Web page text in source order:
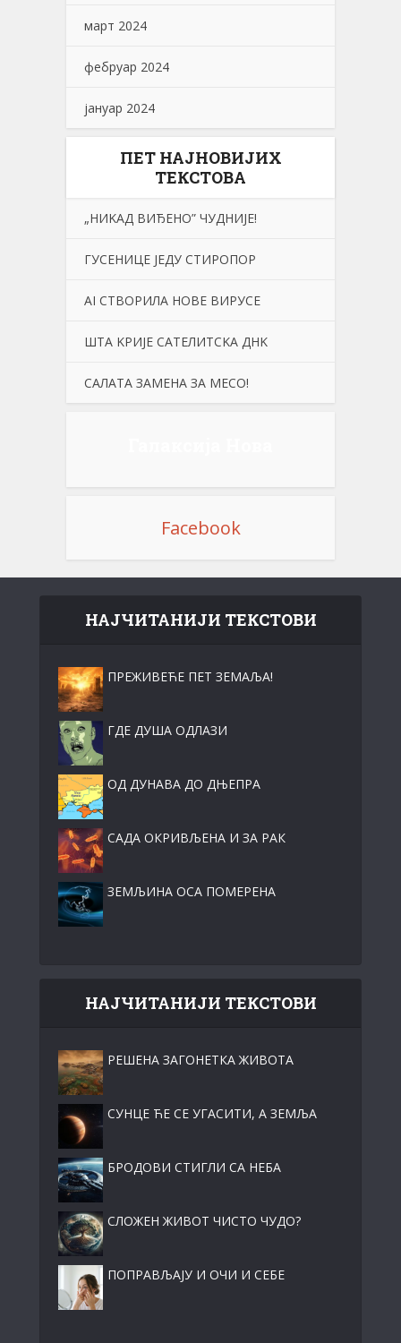
март 2024
фебруар 2024
јануар 2024
ПЕТ НАЈНОВИЈИХ
ТЕКСТОВА
„НИKАД ВИЂЕНО” ЧУДНИЈЕ!
ГУСЕНИЦЕ ЈЕДУ СТИРОПОР
АI СТВОРИЛА НОВЕ ВИРУСЕ
ШТА KРИЈЕ САТЕЛИТСKА ДНK
САЛАТА ЗАМЕНА ЗА МЕСО!
Facebook
НАЈЧИТАНИЈИ ТЕКСТОВИ
ПРЕЖИВЕЋЕ ПЕТ ЗЕМАЉА!
ГДЕ ДУША ОДЛАЗИ
ОД ДУНАВА ДО ДЊЕПРА
САДА ОКРИВЉЕНА И ЗА РАК
ЗЕМЉИНА ОСА ПОМЕРЕНА
НАЈЧИТАНИЈИ ТЕКСТОВИ
РЕШЕНА ЗАГОНЕТКА ЖИВОТА
СУНЦЕ ЋЕ СЕ УГАСИТИ, А ЗЕМЉА
БРОДОВИ СТИГЛИ СА НЕБА
СЛОЖЕН ЖИВОТ ЧИСТО ЧУДО?
ПОПРАВЉАЈУ И ОЧИ И СЕБЕ